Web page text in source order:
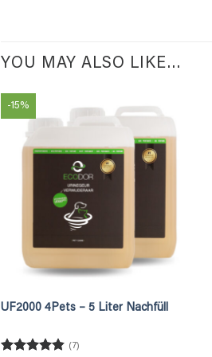
YOU MAY ALSO LIKE…
-15%
UF2000 4Pets – 5 Liter Nachfüll
(7)